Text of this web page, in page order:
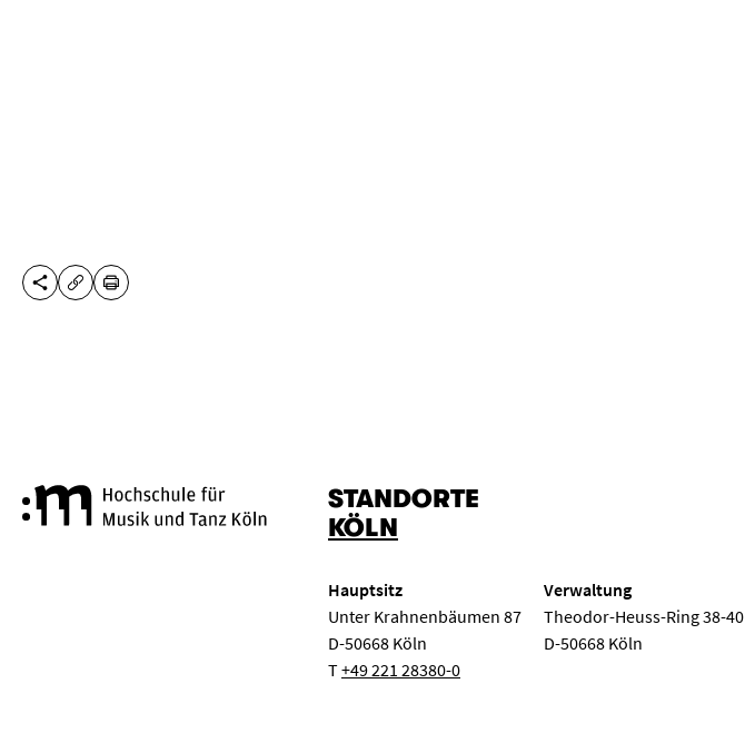
DIESE SEITE TEILEN
URL KOPIEREN
DRUCKEN
Hochschule für Musik und Tanz Köln
STANDORTE
KÖLN
Hauptsitz
Unter Krahnenbäumen 87
D-50668 Köln
T+49 221 28380-0
Verwaltung
Theodor-Heuss-Ring 38-40
D-50668 Köln